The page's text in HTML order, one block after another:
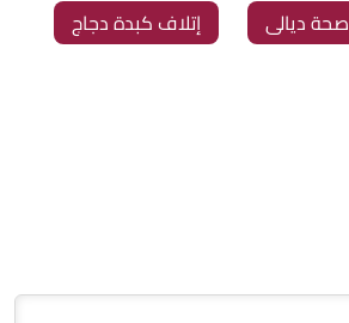
‏صحة ديالى ‏إتلاف كبدة دجاج